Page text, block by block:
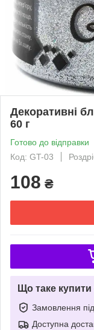
Декоративні
60 г
Готово до відправки
Код: GT-03
108 ₴
Що таке
Замовлення
Доступна